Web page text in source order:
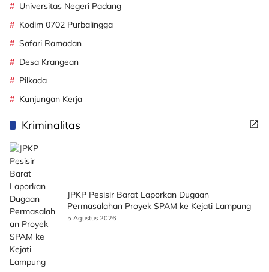
Universitas Negeri Padang
Kodim 0702 Purbalingga
Safari Ramadan
Desa Krangean
Pilkada
Kunjungan Kerja
Kriminalitas
JPKP Pesisir Barat Laporkan Dugaan
Permasalahan Proyek SPAM ke Kejati Lampung
5 Agustus 2026